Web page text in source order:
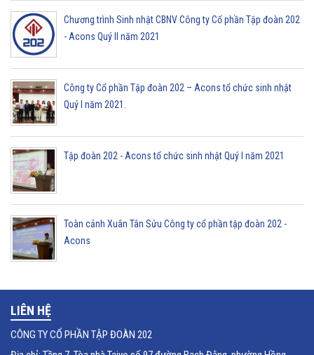
Chương trình Sinh nhật CBNV Công ty Cổ phần Tập đoàn 202
- Acons Quý II năm 2021
Công ty Cổ phần Tập đoàn 202 – Acons tổ chức sinh nhật
Quý I năm 2021.
Tập đoàn 202 - Acons tổ chức sinh nhật Quý I năm 2021
Toàn cảnh Xuân Tân Sửu Công ty cổ phần tập đoàn 202 -
Acons
LIÊN HỆ
CÔNG TY CỔ PHẦN TẬP ĐOÀN 202